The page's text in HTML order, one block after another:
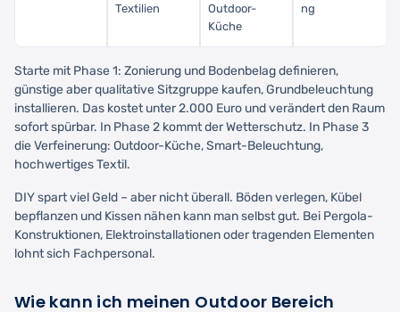
Textilien
Outdoor-
Küche
ng
Starte mit Phase 1: Zonierung und Bodenbelag definieren,
günstige aber qualitative Sitzgruppe kaufen, Grundbeleuchtung
installieren. Das kostet unter 2.000 Euro und verändert den Raum
sofort spürbar. In Phase 2 kommt der Wetterschutz. In Phase 3
die Verfeinerung: Outdoor-Küche, Smart-Beleuchtung,
hochwertiges Textil.
DIY spart viel Geld – aber nicht überall. Böden verlegen, Kübel
bepflanzen und Kissen nähen kann man selbst gut. Bei Pergola-
Konstruktionen, Elektroinstallationen oder tragenden Elementen
lohnt sich Fachpersonal.
Wie kann ich meinen Outdoor Bereich